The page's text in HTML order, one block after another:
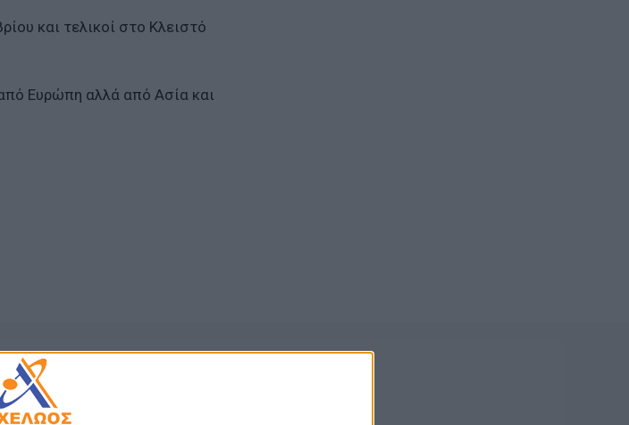
και τελικοί στο Κλειστό
Ευρώπη αλλά από Ασία και